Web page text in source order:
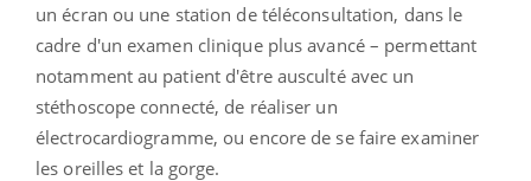
un écran ou une station de téléconsultation, dans le
cadre d'un examen clinique plus avancé – permettant
notamment au patient d'être ausculté avec un
stéthoscope connecté, de réaliser un
électrocardiogramme, ou encore de se faire examiner
les oreilles et la gorge.